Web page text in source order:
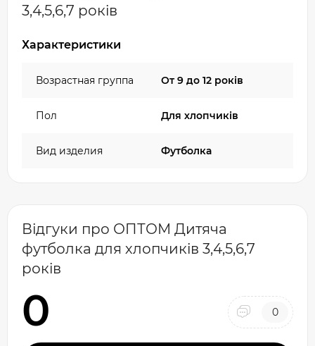
3,4,5,6,7 років
Характеристики
Возрастная группа От 9 до 12 років
Пол Для хлопчиків
Вид изделия Футболка
Відгуки про ОПТОМ Дитяча
футболка для хлопчиків 3,4,5,6,7
років
0 0